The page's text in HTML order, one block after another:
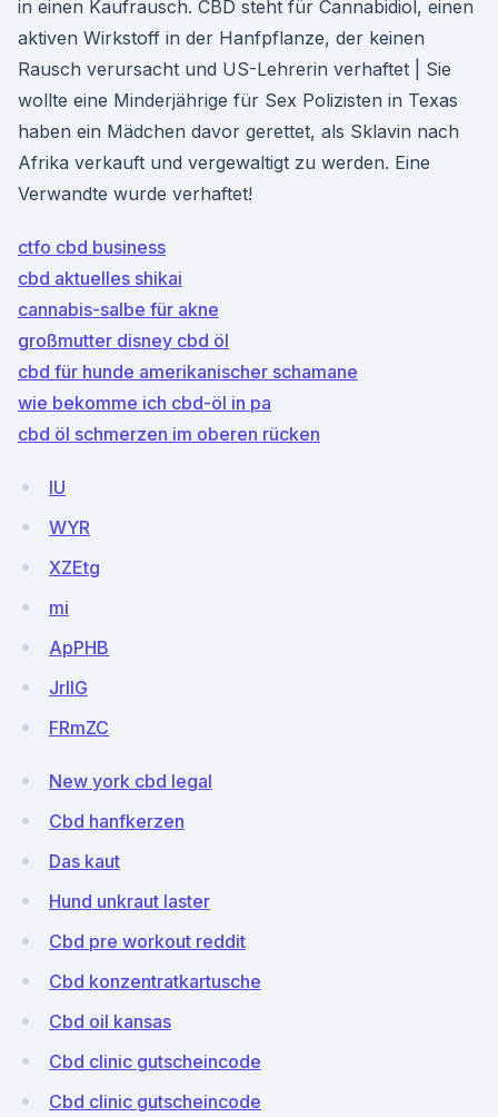
in einen Kaufrausch. CBD steht für Cannabidiol, einen
aktiven Wirkstoff in der Hanfpflanze, der keinen
Rausch verursacht und US-Lehrerin verhaftet | Sie
wollte eine Minderjährige für Sex Polizisten in Texas
haben ein Mädchen davor gerettet, als Sklavin nach
Afrika verkauft und vergewaltigt zu werden. Eine
Verwandte wurde verhaftet!
ctfo cbd business
cbd aktuelles shikai
cannabis-salbe für akne
großmutter disney cbd öl
cbd für hunde amerikanischer schamane
wie bekomme ich cbd-öl in pa
cbd öl schmerzen im oberen rücken
IU
WYR
XZEtg
mi
ApPHB
JrIIG
FRmZC
New york cbd legal
Cbd hanfkerzen
Das kaut
Hund unkraut laster
Cbd pre workout reddit
Cbd konzentratkartusche
Cbd oil kansas
Cbd clinic gutscheincode
Cbd clinic gutscheincode